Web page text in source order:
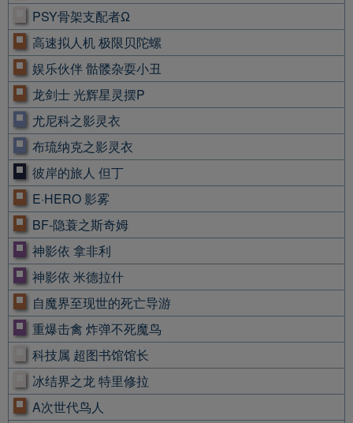
PSY骨架支配者Ω
高速拟人机 极限贝陀螺
娱乐伙伴 骷髅杂耍小丑
龙剑士 光辉星灵摆P
尤尼科之影灵衣
布琉纳克之影灵衣
彼岸的旅人 但丁
E·HERO 影雾
BF-隐蓑之斯奇姆
神影依 拿非利
神影依 米德拉什
自魔界至现世的死亡导游
重爆击禽 炸弹不死魔鸟
科技属 超图书馆馆长
冰结界之龙 特里修拉
A次世代鸟人